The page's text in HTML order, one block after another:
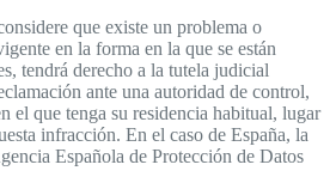
que existe un problema o
en la forma en la que se están
tendrá derecho a la tutela judicial
ante una autoridad de control,
el que tenga su residencia habitual, lugar
infracción. En el caso de España, la
Española de Protección de Datos